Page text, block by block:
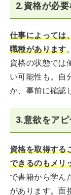
2.資格が必
仕事によっては
職種があります
資格の状態では
い可能性も。自
か、事前に確認
3.意欲をア
資格を取得する
できるのもメリ
で書籍から学ん
があります。面